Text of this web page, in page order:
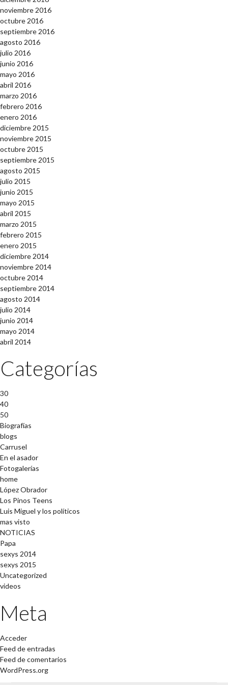
noviembre 2016
octubre 2016
septiembre 2016
agosto 2016
julio 2016
junio 2016
mayo 2016
abril 2016
marzo 2016
febrero 2016
enero 2016
diciembre 2015
noviembre 2015
octubre 2015
septiembre 2015
agosto 2015
julio 2015
junio 2015
mayo 2015
abril 2015
marzo 2015
febrero 2015
enero 2015
diciembre 2014
noviembre 2014
octubre 2014
septiembre 2014
agosto 2014
julio 2014
junio 2014
mayo 2014
abril 2014
Categorías
30
40
50
Biografías
blogs
Carrusel
En el asador
Fotogalerías
home
López Obrador
Los Pinos Teens
Luis Miguel y los políticos
mas visto
NOTICIAS
Papa
sexys 2014
sexys 2015
Uncategorized
videos
Meta
Acceder
Feed de entradas
Feed de comentarios
WordPress.org